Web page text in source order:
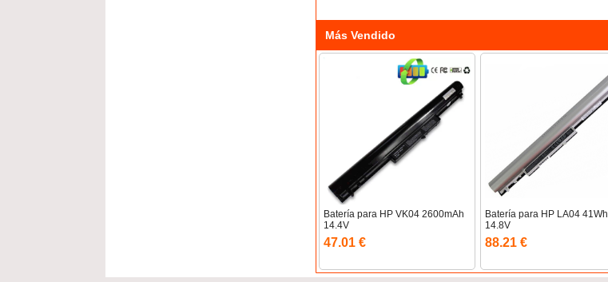
Más Vendido
Batería para HP VK04 2600mAh
14.4V
47.01 €
Batería para HP LA04 41Wh
14.8V
88.21 €